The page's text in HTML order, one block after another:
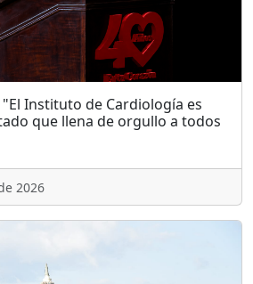
Instituto de Cardiología es
que llena de orgullo a todos
2026